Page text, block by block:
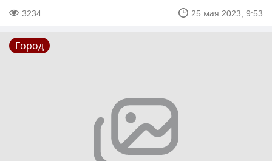
3234 25 мая 2023, 9:53
Город